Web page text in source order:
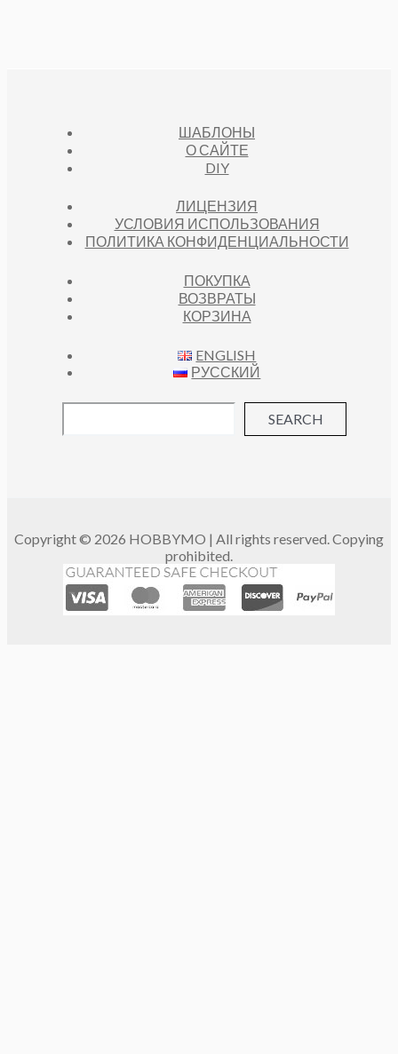
ШАБЛОНЫ
О САЙТЕ
DIY
ЛИЦЕНЗИЯ
УСЛОВИЯ ИСПОЛЬЗОВАНИЯ
ПОЛИТИКА КОНФИДЕНЦИАЛЬНОСТИ
ПОКУПКА
ВОЗВРАТЫ
КОРЗИНА
ENGLISH
РУССКИЙ
SEARCH
Copyright © 2026 HOBBYMO | All rights reserved. Copying
prohibited.